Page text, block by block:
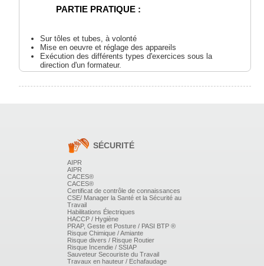
PARTIE PRATIQUE :
Sur tôles et tubes, à volonté
Mise en oeuvre et réglage des appareils
Exécution des différents types d'exercices sous la
direction d'un formateur.
Dispositif de sécurité (anti retour et arrêt de flamme)
Défauts de fonctionnement : quatre
phénomènes*Origines et remèdes
Entretien du matériel
Mise en oeuvre d'un matériel d'oxycoupage utilisant
une flamme oxyacétylénique
Hygiène et sécurité
Consigne concernant le matériel, les locaux et
l'opérateur
SÉCURITÉ
AIPR
AIPR
CACES®
CACES®
Certificat de contrôle de connaissances
CSE/ Manager la Santé et la Sécurité au
Travail
Habilitations Électriques
HACCP / Hygiène
PRAP, Geste et Posture / PASI BTP ®
Risque Chimique / Amiante
Risque divers / Risque Routier
Risque Incendie / SSIAP
Sauveteur Secouriste du Travail
Travaux en hauteur / Echafaudage